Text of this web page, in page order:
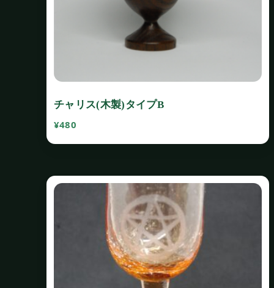
チャリス(木製)タイプB
¥480